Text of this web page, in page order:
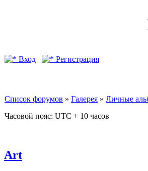
Вход
Регистрация
Список форумов » Галерея » Личные
Часовой пояс: UTC + 10 часов
Art